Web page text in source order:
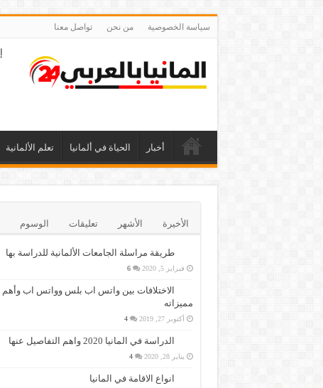
سياسة الخصوصية من نحن تواصل معنا
أخبار الحياة في ألمانيا تعلم الألمانية
الأخيرة الأشهر تعليقات الوسوم
طريقة مراسلة الجامعات الألمانية للدراسة بها
فبراير 5, 2020 6
الاختلافات بين واتس اب بلس وواتس اب وأهم
مميزاته
أكتوبر 27, 2019 4
الدراسة في المانيا 2020 واهم التفاصيل عنها
يناير 28, 2020 4
انواع الاقامة في المانيا